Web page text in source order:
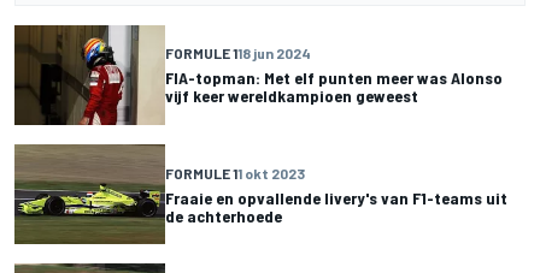
FORMULE 118 jun 2024
FIA-topman: Met elf punten meer was Alonso
vijf keer wereldkampioen geweest
FORMULE 11 okt 2023
Fraaie en opvallende livery's van F1-teams uit
de achterhoede